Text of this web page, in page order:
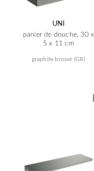
UNI
panier de douche, 30 x
5 x 11 cm
graphite brossé (GR)